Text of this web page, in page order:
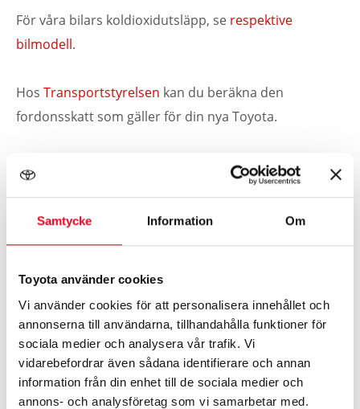
Samtycke Information Om
Toyota använder cookies
Vi använder cookies för att personalisera innehållet och
annonserna till användarna, tillhandahålla funktioner för
sociala medier och analysera vår trafik. Vi
vidarebefordrar även sådana identifierare och annan
information från din enhet till de sociala medier och
annons- och analysföretag som vi samarbetar med.
För våra bilars koldioxidutsläpp, se respektive
bilmodell.
Hos Transportstyrelsen kan du beräkna den
fordonsskatt som gäller för din nya Toyota.
Beräkna preliminär fordonsskatt